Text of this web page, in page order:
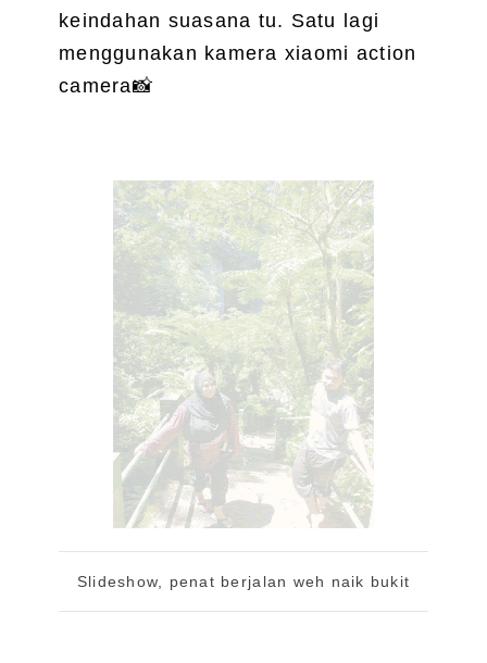
keindahan suasana tu. Satu lagi
menggunakan kamera xiaomi action
camera📸
Slideshow, penat berjalan weh naik bukit